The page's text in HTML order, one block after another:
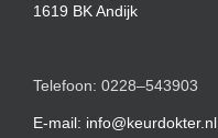
1619 BK Andijk
Telefoon: 0228–543903
E-mail: info@keurdokter.nl